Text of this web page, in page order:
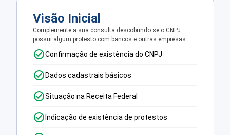
Visão Inicial
Complemente a sua consulta descobrindo se o CNPJ
possui algum protesto com bancos e outras empresas.
Confirmação de existência do CNPJ
Dados cadastrais básicos
Situação na Receita Federal
Indicação de existência de protestos